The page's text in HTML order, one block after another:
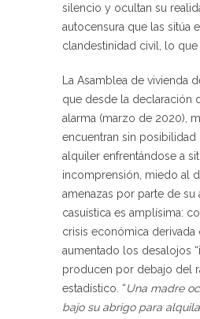
silencio y ocultan su
autocensura que las sitúa
clandestinidad civil, lo que
La Asamblea de vivienda
que desde la declaración
alarma (marzo de 2020),
encuentran sin posibilidad
alquiler enfrentándose a
incomprensión, miedo al
amenazas por parte de su
casuística es amplísima:
crisis económica derivada
aumentado los desalojos
producen por debajo del
estadístico. “Una madre
bajo su abrigo para